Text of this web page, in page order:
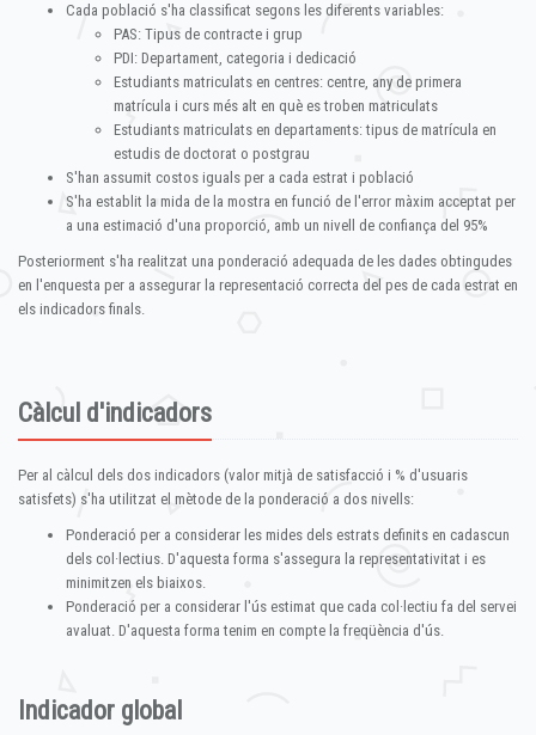
Cada població s'ha classificat segons les diferents variables:
PAS: Tipus de contracte i grup
PDI: Departament, categoria i dedicació
Estudiants matriculats en centres: centre, any de primera
matrícula i curs més alt en què es troben matriculats
Estudiants matriculats en departaments: tipus de matrícula en
estudis de doctorat o postgrau
S'han assumit costos iguals per a cada estrat i població
S'ha establit la mida de la mostra en funció de l'error màxim acceptat per
a una estimació d'una proporció, amb un nivell de confiança del 95%
Posteriorment s'ha realitzat una ponderació adequada de les dades obtingudes
en l'enquesta per a assegurar la representació correcta del pes de cada estrat en
els indicadors finals.
Càlcul d'indicadors
Per al càlcul dels dos indicadors (valor mitjà de satisfacció i % d'usuaris
satisfets) s'ha utilitzat el mètode de la ponderació a dos nivells:
Ponderació per a considerar les mides dels estrats definits en cadascun
dels col·lectius. D'aquesta forma s'assegura la representativitat i es
minimitzen els biaixos.
Ponderació per a considerar l'ús estimat que cada col·lectiu fa del servei
avaluat. D'aquesta forma tenim en compte la freqüència d'ús.
Indicador global